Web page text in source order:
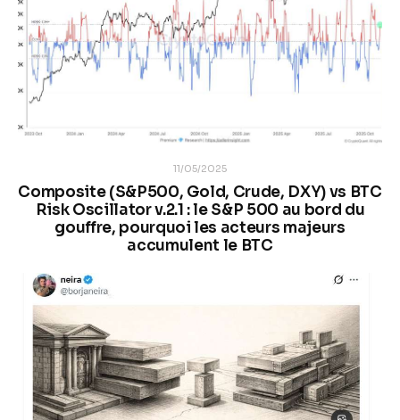
11/05/2025
Composite (S&P500, Gold, Crude, DXY) vs BTC
Risk Oscillator v.2.1 : le S&P 500 au bord du
gouffre, pourquoi les acteurs majeurs
accumulent le BTC